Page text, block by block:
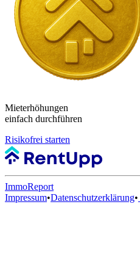
Mieterhöhungen
einfach durchführen
Risikofrei starten
ImmoReport
Impressum•Datenschutzerklärung•